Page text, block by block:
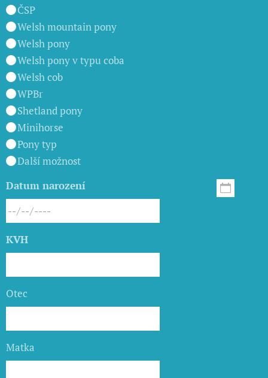
ČSP
Welsh mountain pony
Welsh pony
Welsh pony v typu coba
Welsh cob
WPBr
Shetland pony
Minihorse
Pony typ
Další možnost
Datum narození
KVH
Otec
Matka